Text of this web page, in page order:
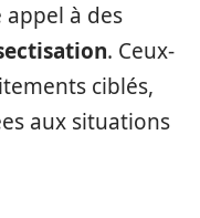
à des
. Ceux-
ciblés,
aux situations